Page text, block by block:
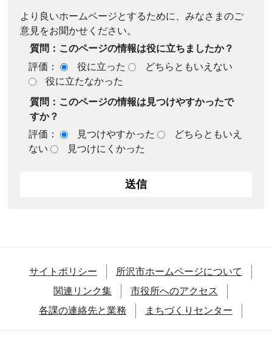
より良いホームページとするために、みなさまのご
意見をお聞かせください。
質問：このページの情報は役に立ちましたか？
評価：
役に立った
どちらともいえない
役に立たなかった
質問：このページの情報は見つけやすかったで
すか？
評価：
見つけやすかった
どちらともいえ
ない
見つけにくかった
サイトポリシー
所沢市ホームページについて
関連リンク集
市役所へのアクセス
各課の連絡先と業務
まちづくりセンター